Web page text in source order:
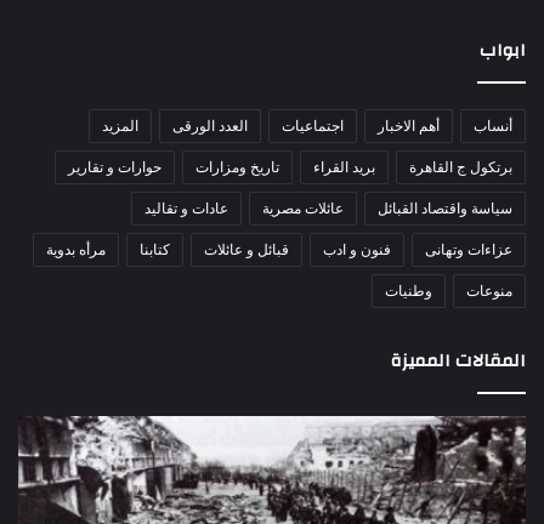
ابواب
أنساب أهم الاخبار اجتماعيات العدد الورقى المزيد
برتكول ج القاهرة بريد القراء تاريخ ومزارات حوارات و تقارير
سياسة واقتصاد القبائل عائلات مصرية عادات و تقاليد
عزاءات وتهانى فنون و ادب قبائل و عائلات كتابنا مرأه بدوية
منوعات وطنيات
المقالات المميزة
مذبحة
اللد..
القصة
الكاملة